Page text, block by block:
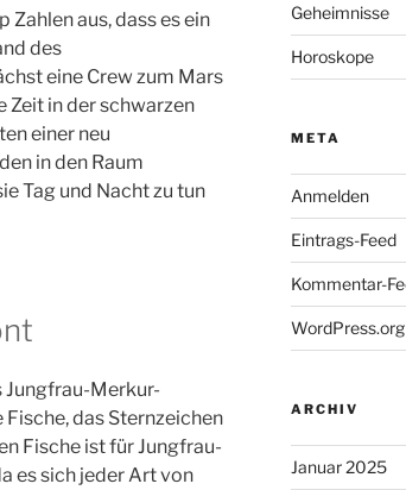
aus, dass es ein
des
eine Crew zum Mars
Zeit in der schwarzen
einer neu
in den Raum
Tag und Nacht zu tun
Jungfrau-Merkur-
das Sternzeichen
Fische ist für Jungfrau-
es sich jeder Art von
Geheimnisse
Horoskope
META
Anmelden
Eintrags-Feed
Kommentar-
WordPress.org
ARCHIV
Januar 2025